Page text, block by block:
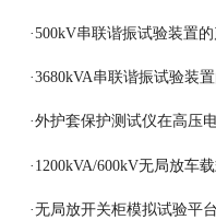
·500kV串联谐振试验装置
·3680kVA串联谐振试验装
·外护套保护测试仪在高压
· 1200kVA/600kV无局放车
·无局放开关柜模拟试验平